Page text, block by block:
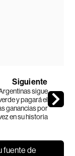
Siguiente
sigue
y pagará el
ganancias por
en su historia
fuente de